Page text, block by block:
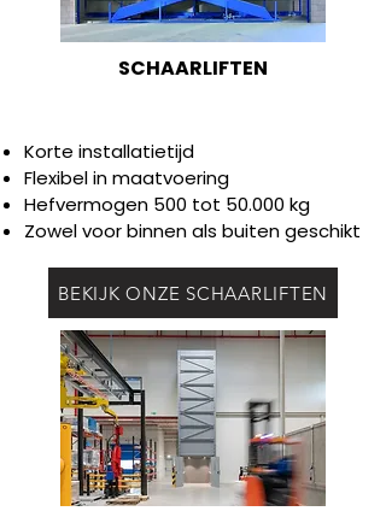
SCHAARLIFTEN
Korte installatietijd
Flexibel in maatvoering
Hefvermogen 500 tot 50.000 kg
Zowel voor binnen als buiten geschikt
BEKIJK ONZE SCHAARLIFTEN